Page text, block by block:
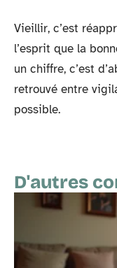
Vieillir, c’est
l’esprit que la
un chiffre, c’est
retrouvé entre
possible.
D'autres